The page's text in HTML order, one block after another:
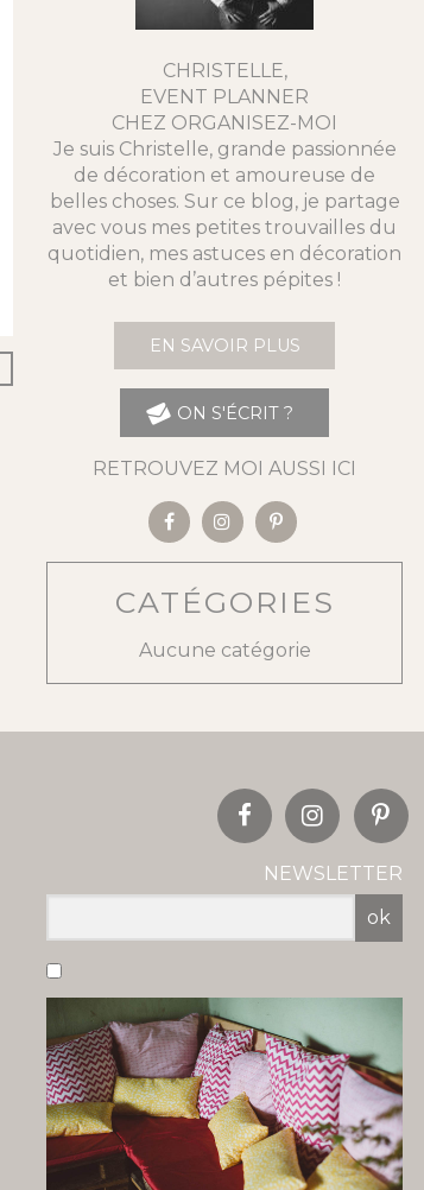
CHRISTELLE,
EVENT PLANNER
CHEZ ORGANISEZ-MOI
Je suis Christelle, grande passionnée
de décoration et amoureuse de
belles choses. Sur ce blog, je partage
avec vous mes petites trouvailles du
quotidien, mes astuces en décoration
et bien d’autres pépites !
EN SAVOIR PLUS
ON S'ÉCRIT ?
RETROUVEZ MOI AUSSI ICI
CATÉGORIES
Aucune catégorie
NEWSLETTER
ok